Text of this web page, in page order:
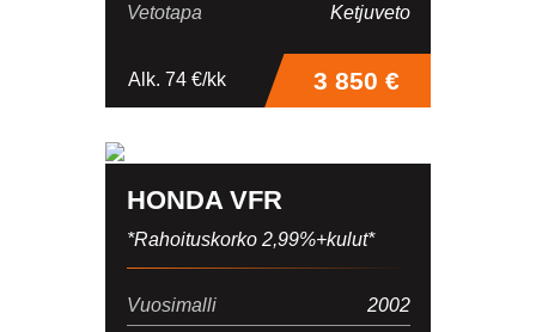
Lisätiedot
Vetotapa
Ketjuveto
Alk. 74 €/kk 3 850 €
HONDA VFR
*Rahoituskorko 2,99%+kulut*
Vuosimalli
2002